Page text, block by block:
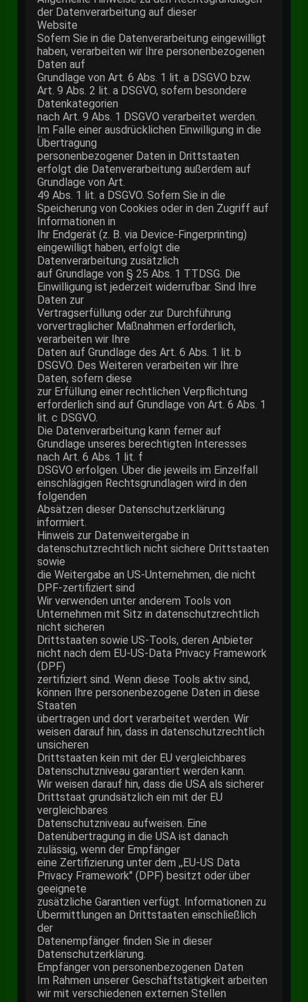
der Datenverarbeitung auf dieser
Website
Sofern Sie in die Datenverarbeitung eingewilligt
haben, verarbeiten wir Ihre personenbezogenen
Daten auf
Grundlage von Art. 6 Abs. 1 lit. a DSGVO bzw.
Art. 9 Abs. 2 lit. a DSGVO, sofern besondere
Datenkategorien
nach Art. 9 Abs. 1 DSGVO verarbeitet werden.
Im Falle einer ausdrücklichen Einwilligung in die
Übertragung
personenbezogener Daten in Drittstaaten
erfolgt die Datenverarbeitung außerdem auf
Grundlage von Art.
49 Abs. 1 lit. a DSGVO. Sofern Sie in die
Speicherung von Cookies oder in den Zugriff auf
Informationen in
Ihr Endgerät (z. B. via Device-Fingerprinting)
eingewilligt haben, erfolgt die
Datenverarbeitung zusätzlich
auf Grundlage von § 25 Abs. 1 TTDSG. Die
Einwilligung ist jederzeit widerrufbar. Sind Ihre
Daten zur
Vertragserfüllung oder zur Durchführung
vorvertraglicher Maßnahmen erforderlich,
verarbeiten wir Ihre
Daten auf Grundlage des Art. 6 Abs. 1 lit. b
DSGVO. Des Weiteren verarbeiten wir Ihre
Daten, sofern diese
zur Erfüllung einer rechtlichen Verpflichtung
erforderlich sind auf Grundlage von Art. 6 Abs. 1
lit. c DSGVO.
Die Datenverarbeitung kann ferner auf
Grundlage unseres berechtigten Interesses
nach Art. 6 Abs. 1 lit. f
DSGVO erfolgen. Über die jeweils im Einzelfall
einschlägigen Rechtsgrundlagen wird in den
folgenden
Absätzen dieser Datenschutzerklärung
informiert.
Hinweis zur Datenweitergabe in
datenschutzrechtlich nicht sichere Drittstaaten
sowie
die Weitergabe an US-Unternehmen, die nicht
DPF-zertifiziert sind
Wir verwenden unter anderem Tools von
Unternehmen mit Sitz in datenschutzrechtlich
nicht sicheren
Drittstaaten sowie US-Tools, deren Anbieter
nicht nach dem EU-US-Data Privacy Framework
(DPF)
zertifiziert sind. Wenn diese Tools aktiv sind,
können Ihre personenbezogene Daten in diese
Staaten
übertragen und dort verarbeitet werden. Wir
weisen darauf hin, dass in datenschutzrechtlich
unsicheren
Drittstaaten kein mit der EU vergleichbares
Datenschutzniveau garantiert werden kann.
Wir weisen darauf hin, dass die USA als sicherer
Drittstaat grundsätzlich ein mit der EU
vergleichbares
Datenschutzniveau aufweisen. Eine
Datenübertragung in die USA ist danach
zulässig, wenn der Empfänger
eine Zertifizierung unter dem ,,EU-US Data
Privacy Framework" (DPF) besitzt oder über
geeignete
zusätzliche Garantien verfügt. Informationen zu
Übermittlungen an Drittstaaten einschließlich
der
Datenempfänger finden Sie in dieser
Datenschutzerklärung.
Empfänger von personenbezogenen Daten
Im Rahmen unserer Geschäftstätigkeit arbeiten
wir mit verschiedenen externen Stellen